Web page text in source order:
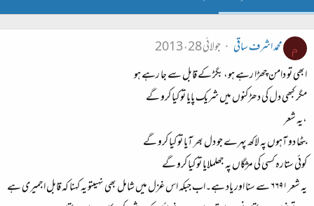
م محمد اشرف ساقی
جولائی 28، 2013
ابھی تو دامن چھڑا رہے ہو، بگڑ کے قابل سے جا رہے ہو
مگر کبھی دل کی دھڑکنوں میں شریک پایا تو کیا کرو گے
،یہ شعر
بٹھا دو آہوں پہ لاکھ پہرے جو دل بھر آیا تو کیا کرو گے
کوئی ستارہ کسی کی مژگاں پہ جھلملایا تو کیا کرو گے
یہ شعر ۶۶۹۱ سے سنا اور یاد ہے۔اب جبکہ اس غزل میں شامل بھی نہیںتو یہ کہنا کہ قابل اجمیری ہے